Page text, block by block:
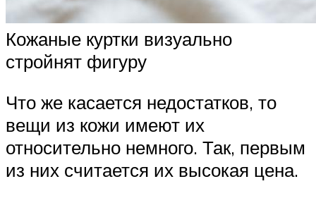
Кожаные куртки визуально
стройнят фигуру
Что же касается недостатков, то
вещи из кожи имеют их
относительно немного. Так, первым
из них считается их высокая цена.